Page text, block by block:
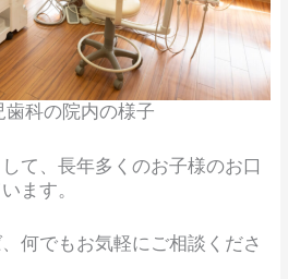
歯科の院内の様子
て、長年多くのお子様のお口
ます。​
何でもお気軽にご相談くださ